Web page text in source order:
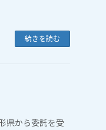
続きを読む
県から委託を受